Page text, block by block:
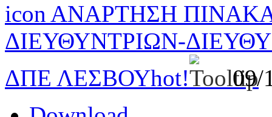
ΑΝΑΡΤΗΣΗ
ΔΙΕΥΘΥΝΤΡΙΩΝ-
ΔΠΕ ΛΕΣΒΟΥhot!
09/